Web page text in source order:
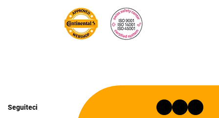
Seguiteci